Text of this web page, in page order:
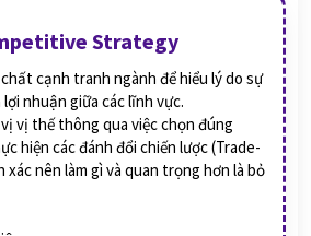
cạnh tranh ngành để hiểu lý do sự
nhuận giữa các lĩnh vực.
vị thế thông qua việc chọn đúng
hiện các đánh đổi chiến lược (Trade-
xác nên làm gì và quan trọng hơn là bỏ
Strategy